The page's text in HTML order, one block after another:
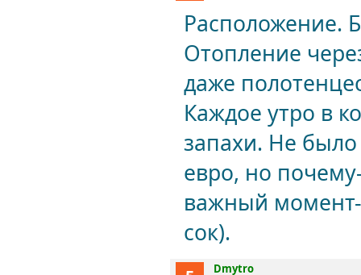
Расположение.
Отопление
даже
Каждое утро в
запахи. Не было
евро, но
важный
сок).
Dmytro